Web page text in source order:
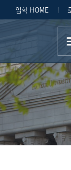
입학 HOME